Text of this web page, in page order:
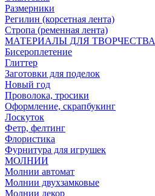
Размерники
Регилин (корсетная лента)
Стропа (ременная лента)
МАТЕРИАЛЫ ДЛЯ ТВОРЧЕСТВА
Бисероплетение
Глиттер
Заготовки для поделок
Новый год
Проволока, тросики
Оформление, скрапбукинг
Лоскуток
Фетр, фелтинг
Флористика
Фурнитура для игрушек
МОЛНИИ
Молнии автомат
Молнии двухзамковые
Молнии декор